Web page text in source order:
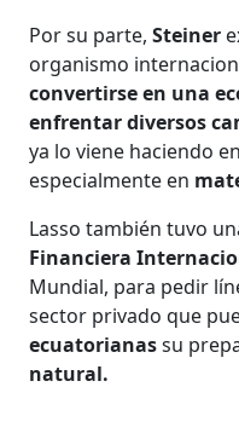
Por su parte,Steiner
organismo
convertirse en una
enfrentar diversos
ya lo viene haciendo
especialmente en
Lasso también tuvo
Financiera
Mundial, para pedir
sector privado que
ecuatorianassu
natural.